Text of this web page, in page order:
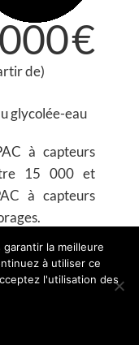
€
de)
glycolée-eau
à capteurs
15 000 et
à capteurs
les différents
chaleur afin de
du système
au
la meilleure
à utiliser ce
l'utilisation des